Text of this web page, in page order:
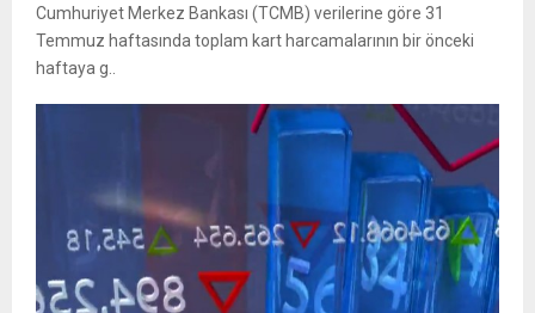
Cumhuriyet Merkez Bankası (TCMB) verilerine göre 31
Temmuz haftasında toplam kart harcamalarının bir önceki
haftaya g..